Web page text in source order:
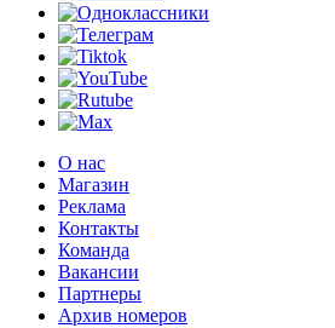
О нас
Магазин
Реклама
Контакты
Команда
Вакансии
Партнеры
Архив номеров